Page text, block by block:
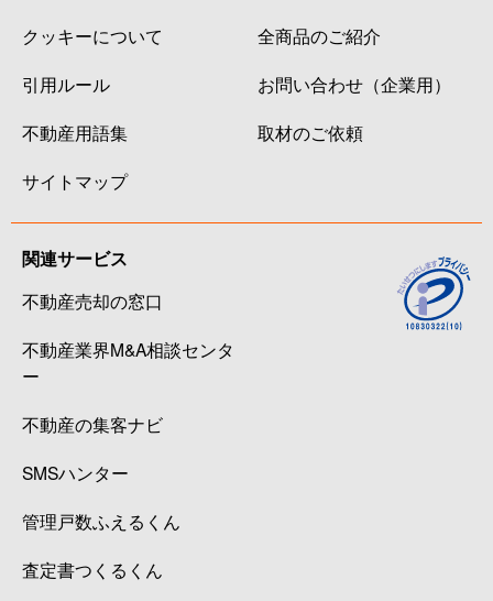
クッキーについて
引用ルール
不動産用語集
サイトマップ
全商品のご紹介
お問い合わせ（企業用）
取材のご依頼
関連サービス
不動産売却の窓口
不動産業界M&A相談センタ
ー
不動産の集客ナビ
SMSハンター
管理戸数ふえるくん
査定書つくるくん